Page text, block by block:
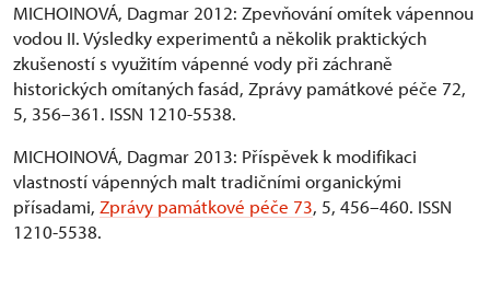
MICHOINOVÁ, Dagmar 2012: Zpevňování omítek vápennou
vodou II. Výsledky experimentů a několik praktických
zkušeností s využitím vápenné vody při záchraně
historických omítaných fasád, Zprávy památkové péče 72,
5, 356–361. ISSN 1210-5538.
MICHOINOVÁ, Dagmar 2013: Příspěvek k modifikaci
vlastností vápenných malt tradičními organickými
přísadami, Zprávy památkové péče 73, 5, 456–460. ISSN
1210-5538.